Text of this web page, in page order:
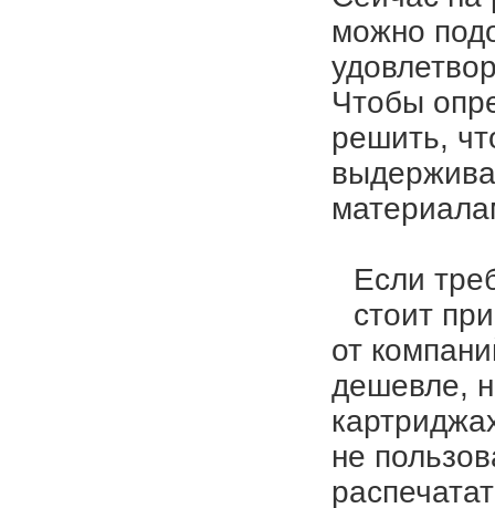
можно
Чтобы
решить,
Если
стоит
от
дешевле,
не